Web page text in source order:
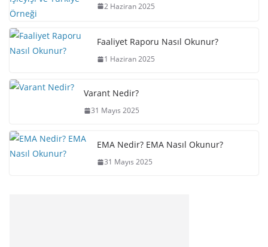
2 Haziran 2025
Faaliyet Raporu Nasıl Okunur?
1 Haziran 2025
Varant Nedir?
31 Mayıs 2025
EMA Nedir? EMA Nasıl Okunur?
31 Mayıs 2025